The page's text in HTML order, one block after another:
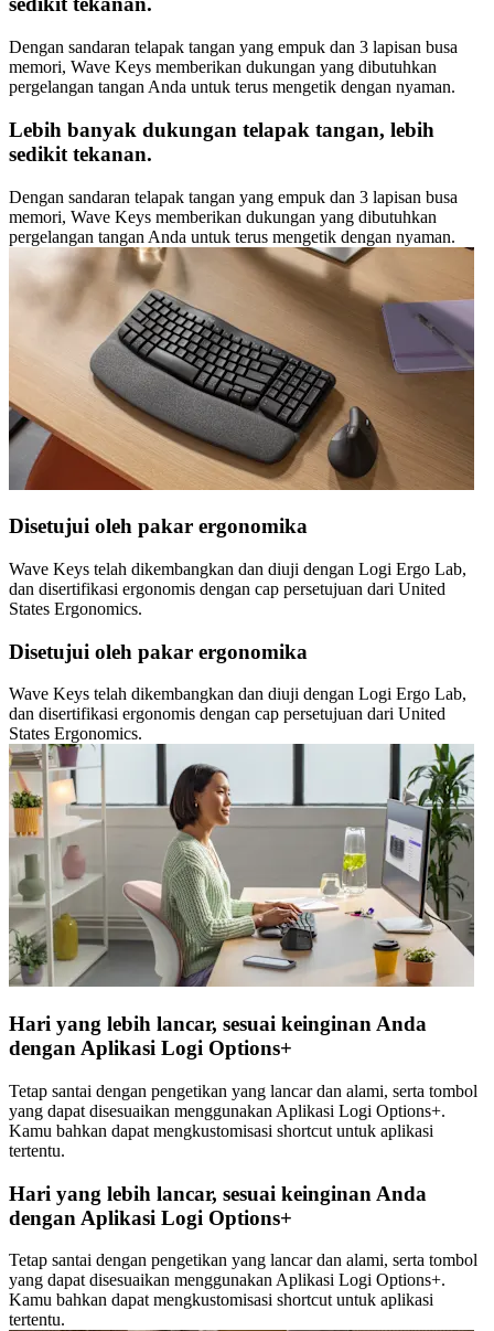
Dengan sandaran telapak tangan yang empuk dan 3 lapisan busa
memori, Wave Keys memberikan dukungan yang dibutuhkan
pergelangan tangan Anda untuk terus mengetik dengan nyaman.
Lebih banyak dukungan telapak tangan, lebih
sedikit tekanan.
Dengan sandaran telapak tangan yang empuk dan 3 lapisan busa
memori, Wave Keys memberikan dukungan yang dibutuhkan
pergelangan tangan Anda untuk terus mengetik dengan nyaman.
Disetujui oleh pakar ergonomika
Wave Keys telah dikembangkan dan diuji dengan Logi Ergo Lab,
dan disertifikasi ergonomis dengan cap persetujuan dari United
States Ergonomics.
Disetujui oleh pakar ergonomika
Wave Keys telah dikembangkan dan diuji dengan Logi Ergo Lab,
dan disertifikasi ergonomis dengan cap persetujuan dari United
States Ergonomics.
Hari yang lebih lancar, sesuai keinginan Anda
dengan Aplikasi Logi Options+
Tetap santai dengan pengetikan yang lancar dan alami, serta tombol
yang dapat disesuaikan menggunakan Aplikasi Logi Options+.
Kamu bahkan dapat mengkustomisasi shortcut untuk aplikasi
tertentu.
Hari yang lebih lancar, sesuai keinginan Anda
dengan Aplikasi Logi Options+
Tetap santai dengan pengetikan yang lancar dan alami, serta tombol
yang dapat disesuaikan menggunakan Aplikasi Logi Options+.
Kamu bahkan dapat mengkustomisasi shortcut untuk aplikasi
tertentu.